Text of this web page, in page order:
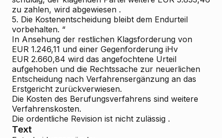
zu zahlen, wird abgewiesen .
5. Die Kostenentscheidung bleibt dem Endurteil
vorbehalten. “
In Ansehung der restlichen Klagsforderung von
EUR 1.246,11 und einer Gegenforderung iHv
EUR 2.660,84 wird das angefochtene Urteil
aufgehoben und die Rechtssache zur neuerlichen
Entscheidung nach Verfahrensergänzung an das
Erstgericht zurückverwiesen.
Die Kosten des Berufungsverfahrens sind weitere
Verfahrenskosten.
Die ordentliche Revision ist nicht zulässig .
Text